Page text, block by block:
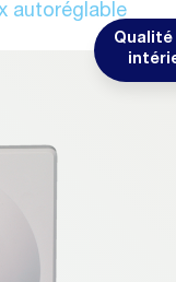
Qualité
autoréglable